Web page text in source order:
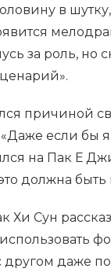
в
за роль, но
причиной
если бы
на Пак Е
должна
Хи Сун
даже